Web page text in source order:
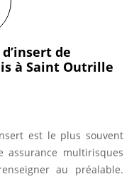
de
à Saint Outrille
est le plus souvent
assurance multirisques
au préalable.